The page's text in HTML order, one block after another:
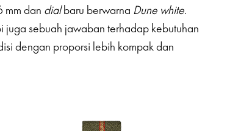
mm dan dialbaru berwarna Dune white.
juga sebuah jawaban terhadap kebutuhan
dengan proporsi lebih kompak dan